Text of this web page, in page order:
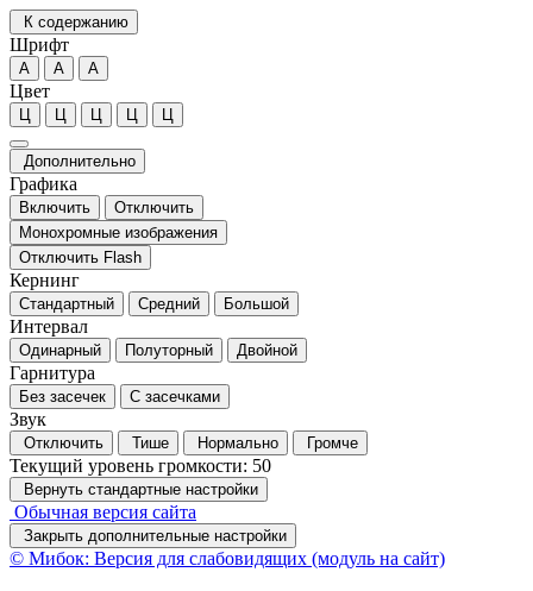
К содержанию
Шрифт
А А А
Цвет
Ц Ц Ц Ц Ц
Дополнительно
Графика
Включить
Отключить
Монохромные изображения
Отключить Flash
Кернинг
Стандартный Средний Большой
Интервал
Одинарный Полуторный Двойной
Гарнитура
Без засечек С засечками
Звук
Отключить Тише Нормально Громче
Текущий уровень громкости: 50
Вернуть стандартные настройки
Обычная версия сайта
Закрыть дополнительные настройки
© Мибок: Версия для слабовидящих (модуль на сайт)